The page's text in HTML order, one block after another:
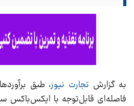
به گزارش تجارت نیوز